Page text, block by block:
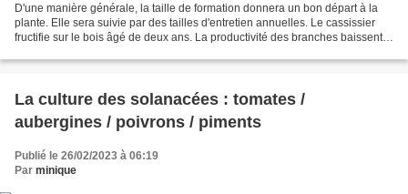
D'une manière générale, la taille de formation donnera un bon départ à la
plante. Elle sera suivie par des tailles d'entretien annuelles. Le cassissier
fructifie sur le bois âgé de deux ans. La productivité des branches baissent
La culture des solanacées : tomates /
aubergines / poivrons / piments
Publié le 26/02/2023 à 06:19
Par minique